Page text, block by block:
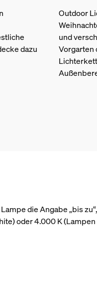
dazu
Outdoor
und
Vorgarten
die Angabe „bis
oder 4.000 K